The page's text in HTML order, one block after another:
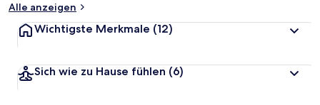
Alle anzeigen
Wichtigste Merkmale (12)
Sich wie zu Hause fühlen (6)